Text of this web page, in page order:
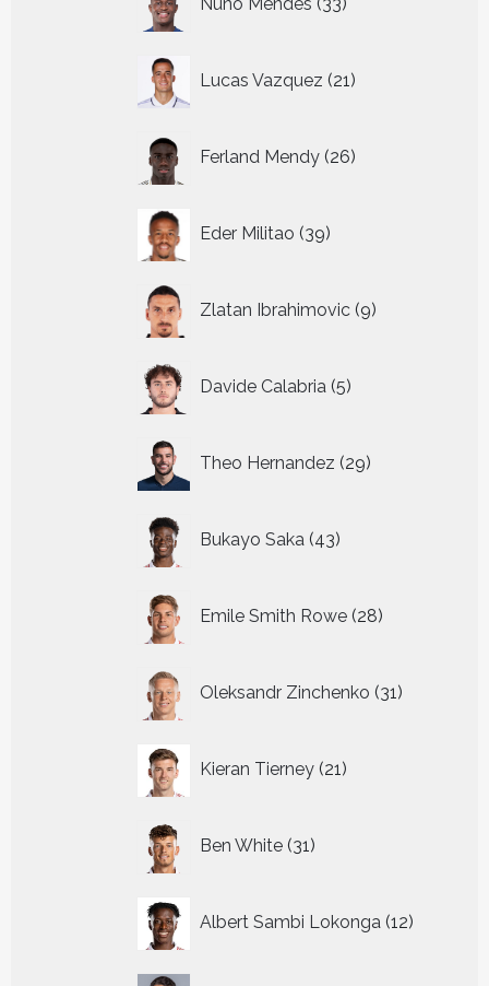
producten
Lucas Vazquez 21
producten
Ferland Mendy 26
producten
Eder Militao 39
producten
Zlatan Ibrahimovic 9
producten
Davide Calabria 5
producten
Theo Hernandez 29
producten
Bukayo Saka 43
producten
Emile Smith Rowe 28
producten
Oleksandr Zinchenko 31
producten
Kieran Tierney 21
producten
Ben White 31
producten
Albert Sambi Lokonga 12